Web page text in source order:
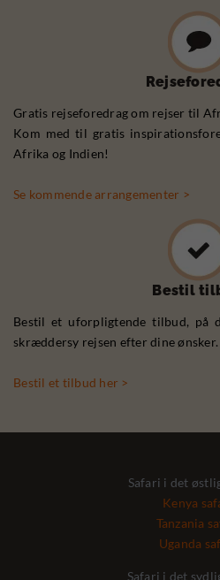
Gratis rejseforedrag om rejser til
Kom med til gratis
Afrika og Indien!
Se kommende arrangementer >
Bestil
Bestil et uforpligtende tilbud, på
skræddersy rejsen efter dine ønsker.
Bestil et tilbud her >
Safari i det
Kenya
Tanzania
Uganda
Safari i det